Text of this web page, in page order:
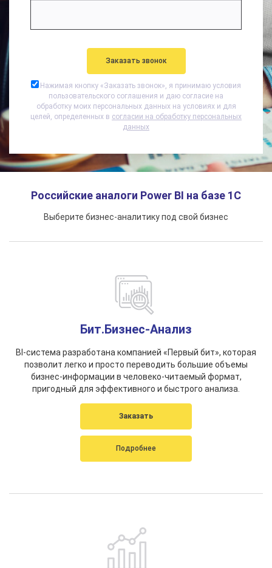
Нажимая кнопку «Заказать звонок», я принимаю условия
пользовательского соглашения и даю согласие на
обработку моих персональных данных на условиях и для
целей, определенных в согласии на обработку персональных
данных
Российские аналоги Power BI на базе 1С
Выберите бизнес-аналитику под свой бизнес
Бит.Бизнес-Анализ
BI-система разработана компанией «Первый бит», которая
позволит легко и просто переводить большие объемы
бизнес-информации в человеко-читаемый формат,
пригодный для эффективного и быстрого анализа.
Заказать
Подробнее